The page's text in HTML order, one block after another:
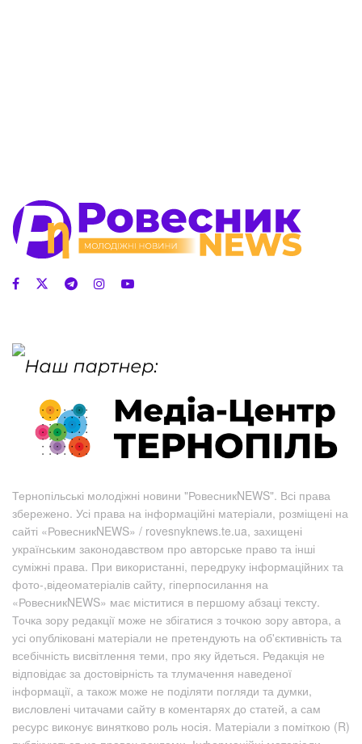
Тернопільські молодіжні новини "РовесникNEWS". Всі права
збережено. Усі права на інформаційні матеріали, розміщені на
сайті «РовесникNEWS» / rovesnyknews.te.ua, захищені
українським законодавством про авторське право та інші
суміжні права. При використанні, передруку інформаційних та
фото-,відеоматеріалів сайту, гіперпосилання на
«РовесникNEWS» має міститися в першому абзаці тексту.
Точка зору редакції може не збігатися з точкою зору автора, а
усі опубліковані матеріали не претендують на об'єктивність та
всебічність висвітлення теми, про яку йдеться. Редакція не
відповідає за достовірність та тлумачення наведеної
інформації, а також може не поділяти погляди та думки,
висловлені читачами сайту в коментарях до статей, а сам
ресурс виконує винятково роль носія. Матеріали з поміткою (R)